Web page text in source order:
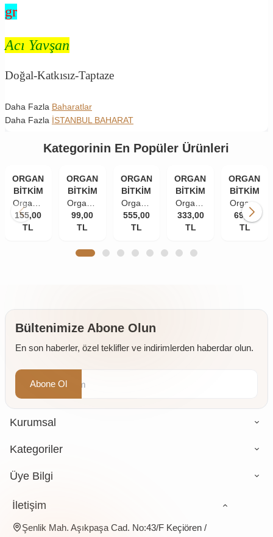
gr
Acı Yavşan
Doğal-Katkısız-Taptaze
Daha Fazla Baharatlar
Daha Fazla İSTANBUL BAHARAT
Kategorinin En Popüler Ürünleri
ORGANİK
BİTKİM
Organik
Bitkim
84
Öğütülmüş
gr
155,00
TL
ORGANİK
BİTKİM
Organik
Bitkim
Tane
(İri
99,00
TL
ORGANİK
BİTKİM
Organik
Bitkim
Akgünlük
(Günlük-
555,00
TL
ORGANİK
BİTKİM
Organik
Bitkim
Damla
10 gr
333,00
TL
ORGANİK
BİTKİM
Organik
Bitkim
Zerdeçal
69,00
TL
Bültenimize Abone Olun
En son haberler, özel teklifler ve indirimlerden haberdar olun.
Abone Ol
Kurumsal
Kategoriler
Üye Bilgi
İletişim
Şenlik Mah. Aşıkpaşa Cad. No:43/F Keçiören /